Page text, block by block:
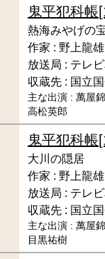
鬼平犯科帳
熱海みやげの
作家 : 野上龍雄
放送局 : テレ
収蔵先 : 国立
主な出演 : 萬屋
高松英郎
鬼平犯科帳
大川の隠居
作家 : 野上龍雄
放送局 : テレ
収蔵先 : 国立
主な出演 : 萬屋
目黒祐樹